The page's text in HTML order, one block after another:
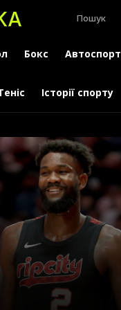
Пошук
Бокс Автоспорт
Історії спорту